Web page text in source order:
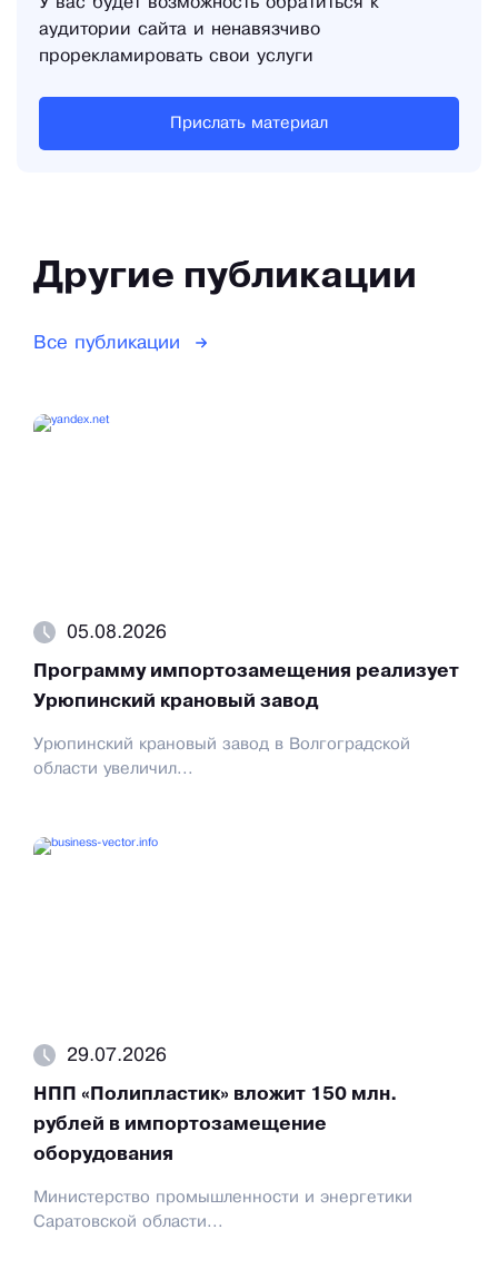
аудитории сайта и ненавязчиво
прорекламировать свои услуги
Прислать материал
Другие публикации
Все публикации
05.08.2026
Программу импортозамещения реализует
Урюпинский крановый завод
Урюпинский крановый завод в Волгоградской
области увеличил...
29.07.2026
НПП «Полипластик» вложит 150 млн.
рублей в импортозамещение
оборудования
Министерство промышленности и энергетики
Саратовской области...